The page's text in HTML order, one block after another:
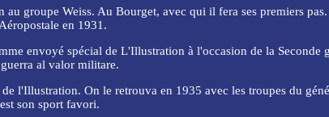
groupe Weiss. Au Bourget, avec qui il fera ses premiers
en 1931.
envoyé spécial de L'Illustration à l'occasion de la Seconde
al valor militare.
l'Illustration. On le retrouva en 1935 avec les troupes du
son sport favori.